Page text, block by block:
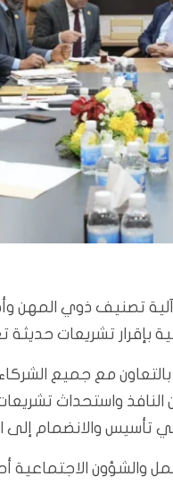
تصنيف ذوي المهن
مع جميع
النافذ واستحداث
والانضمام إلى
والشؤون الاجتماعية